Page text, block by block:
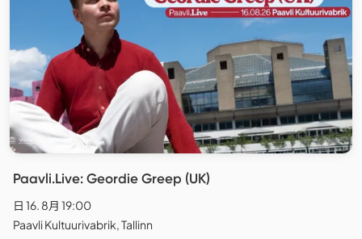
Paavli.Live: Geordie Greep (UK)
日 16. 8月 19:00
Paavli Kultuurivabrik, Tallinn